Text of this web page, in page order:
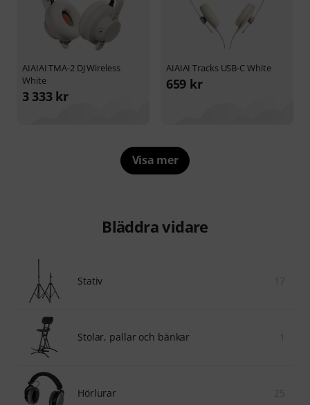
AIAIAITMA-2 DJ Wireless
White
3 333 kr
AIAIAITracks USB-C White
659 kr
Visa mer
Bläddra vidare
Stativ
Stolar, pallar och bänkar
Hörlurar